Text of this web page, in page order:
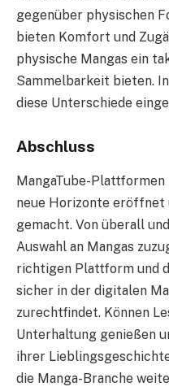
gegenüber physischen
bieten Komfort und
physische Mangas ein
Sammelbarkeit bieten.
diese Unterschiede
Abschluss
MangaTube-Plattformen
neue Horizonte eröffnet
gemacht. Von überall
Auswahl an Mangas
richtigen Plattform und
sicher in der digitalen
zurechtfindet. Können
Unterhaltung genießen
ihrer
die Manga-Branche